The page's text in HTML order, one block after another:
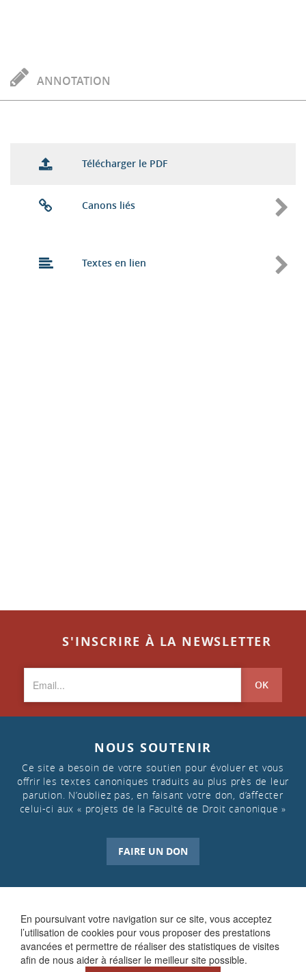
En poursuivant votre navigation sur ce site, vous acceptez
l’utilisation de cookies pour vous proposer des prestations
avancées et permettre de réaliser des statistiques de visites
afin de nous aider à réaliser le meilleur site possible.
ANNOTATION
Télécharger le PDF
Canons liés
Textes en lien
S'INSCRIRE À LA NEWSLETTER
OK
NOUS SOUTENIR
Ce site a besoin de votre soutien pour évoluer et vous
offrir les textes canoniques traduits au plus près de leur
parution. N’oubliez pas, en faisant votre don, d’affecter
celui-ci aux « projets de la Faculté de Droit canonique »
FAIRE UN DON